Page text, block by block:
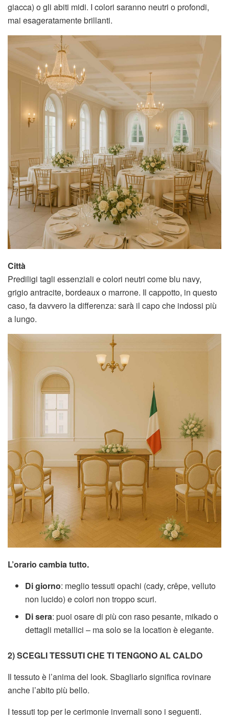
giacca) o gli abiti midi. I colori saranno neutri o profondi,
mai esageratamente brillanti.
Città
Prediligi tagli essenziali e colori neutri come blu navy,
grigio antracite, bordeaux o marrone. Il cappotto, in questo
caso, fa davvero la differenza: sarà il capo che indossi più
a lungo.
L’orario cambia tutto.
Di giorno: meglio tessuti opachi (cady, crêpe, velluto
non lucido) e colori non troppo scuri.
Di sera: puoi osare di più con raso pesante, mikado o
dettagli metallici – ma solo se la location è elegante.
2) SCEGLI TESSUTI CHE TI TENGONO AL CALDO
Il tessuto è l’anima del look. Sbagliarlo significa rovinare
anche l’abito più bello.
I tessuti top per le cerimonie invernali sono i seguenti.